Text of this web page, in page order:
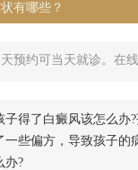
有哪些？
预约可当天就诊。在线
子得了白癜风该怎么办
些偏方，导致孩子的
办?